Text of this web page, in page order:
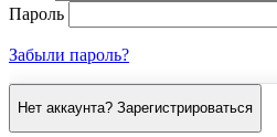
Пароль
Забыли пароль?
Нет аккаунта? Зарегистрироваться